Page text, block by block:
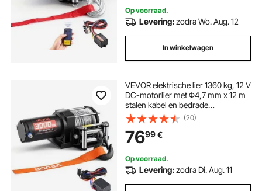
Op voorraad.
Levering:zodra Wo. Aug. 12
In winkelwagen
VEVOR elektrische lier 1360 kg, 12 V
DC-motorlier met Φ4,7 mm x 12 m
stalen kabel en bedrade
afstandsbediening, IP55, aluminium
behuizing, elektrische lier voor het
slepen van ATV's, zwart
(20)
7699€
Op voorraad.
Levering:zodra Di. Aug. 11